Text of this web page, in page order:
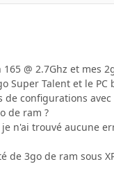
@ 2.7Ghz et mes
Talent et le
configurations
de ram ?
n'ai trouvé aucune
de 3go de ram sous